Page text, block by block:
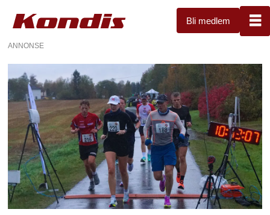
Bli medlem
ANNONSE